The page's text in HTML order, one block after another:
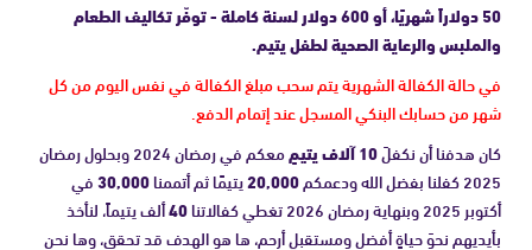
50 دولاراً شهريًا، أو 600 دولار لسنة كاملة - توفّر تكاليف الطعام
والملبس والرعاية الصحية لطفل يتيم.
في حالة الكفالة الشهرية يتم سحب مبلغ الكفالة في نفس اليوم من كل
شهر من حسابك البنكي المسجل عند إتمام الدفع.
كان هدفنا أن نكفلَ10 آلاف يتيمٍ
معكم في رمضان 2024 وبحلول رمضان
2025 كفلنا بفضل الله ودعمكم
20,000يتيمًا ثم أتممنا30,000في
أكتوبر 2025 وبنهاية رمضان 2026 تغطي كفالاتنا
40ألف يتيماً، لنأخذ
بأيديهم نحوَ حياةٍ أفضل ومستقبلٍ أرحم، ها هو الهدف قد تحقق، وها نحن